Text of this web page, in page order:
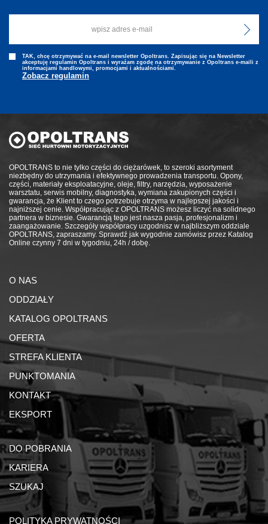
OPOLTRANS to nie tylko części do ciężarówek, to szeroki asortyment
niezbędny do utrzymania i efektywnego prowadzenia transportu. Opony,
części, materiały eksploatacyjne, oleje, filtry, narzędzia, wyposażenie
warsztatu, serwis mobilny, diagnostyka, wymiana zakupionych części i
gwarancja, że Klient to czego potrzebuje otrzyma w najlepszej jakości i
najniższej cenie. Współpracując z OPOLTRANS możesz liczyć na solidnego
partnera w biznesie. Gwarancją tego jest nasza pasja, profesjonalizm i
zaangażowanie. Szczegóły współpracy uzgodnisz w najbliższym oddziale
OPOLTRANS, zapraszamy. Sprawdź jak wygodnie zamówisz przez Katalog
Online czynny 7 dni w tygodniu, 24h / dobę.
O NAS
ODDZIAŁY
KATALOG OPOLTRANS
OFERTA
STREFA KLIENTA
PUNKTOMANIA
KONTAKT
EKSPORT
DO POBRANIA
KARIERA
SZUKAJ
POLITYKA PRYWATNOŚCI
TAK, chcę otrzymywać na e-mail newsletter Opoltrans. Zapisując się na Newsletter
akceptuję regulamin Opoltrans i wyraźam zgodę na otrzymywanie z Opoltrans e-maili z
informacjami handlowymi, promocjami i aktualnościami.
Zobacz regulamin